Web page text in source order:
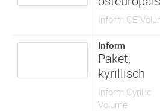
Inform CE
Inform
Paket,
kyrillisch
Inform Cyrillic
Volume